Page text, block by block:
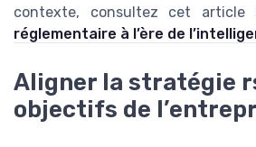
contexte, consultez cet article
réglementaire à l’ère de
Aligner la stratégie
objectifs de